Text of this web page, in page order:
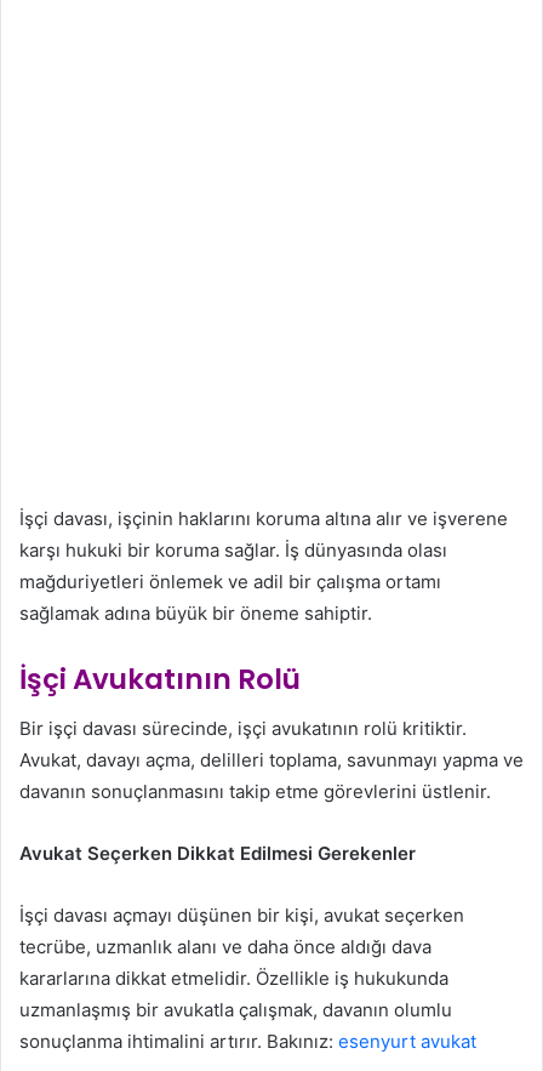
İşçi davası, işçinin haklarını koruma altına alır ve işverene
karşı hukuki bir koruma sağlar. İş dünyasında olası
mağduriyetleri önlemek ve adil bir çalışma ortamı
sağlamak adına büyük bir öneme sahiptir.
İşçi Avukatının Rolü
Bir işçi davası sürecinde, işçi avukatının rolü kritiktir.
Avukat, davayı açma, delilleri toplama, savunmayı yapma ve
davanın sonuçlanmasını takip etme görevlerini üstlenir.
Avukat Seçerken Dikkat Edilmesi Gerekenler
İşçi davası açmayı düşünen bir kişi, avukat seçerken
tecrübe, uzmanlık alanı ve daha önce aldığı dava
kararlarına dikkat etmelidir. Özellikle iş hukukunda
uzmanlaşmış bir avukatla çalışmak, davanın olumlu
sonuçlanma ihtimalini artırır. Bakınız: esenyurt avukat